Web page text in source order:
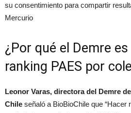
su consentimiento para compartir
Mercurio
¿Por qué el Demre
ranking PAES por
Leonor Varas, directora del Demre
Chile señaló a BioBioChile que “Hacer